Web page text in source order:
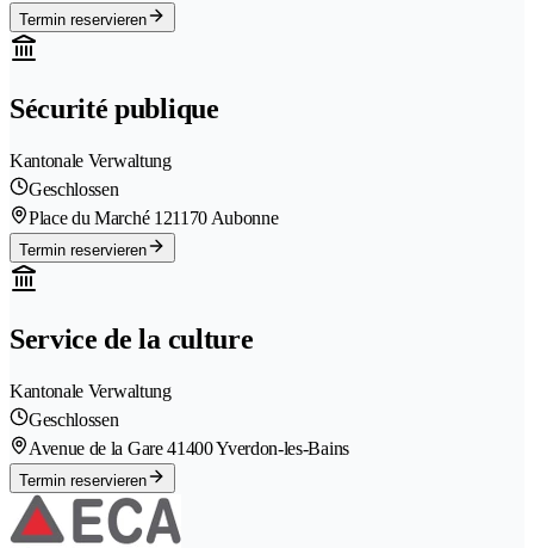
Termin reservieren
Sécurité publique
Kantonale Verwaltung
Geschlossen
Place du Marché 121170 Aubonne
Termin reservieren
Service de la culture
Kantonale Verwaltung
Geschlossen
Avenue de la Gare 41400 Yverdon-les-Bains
Termin reservieren